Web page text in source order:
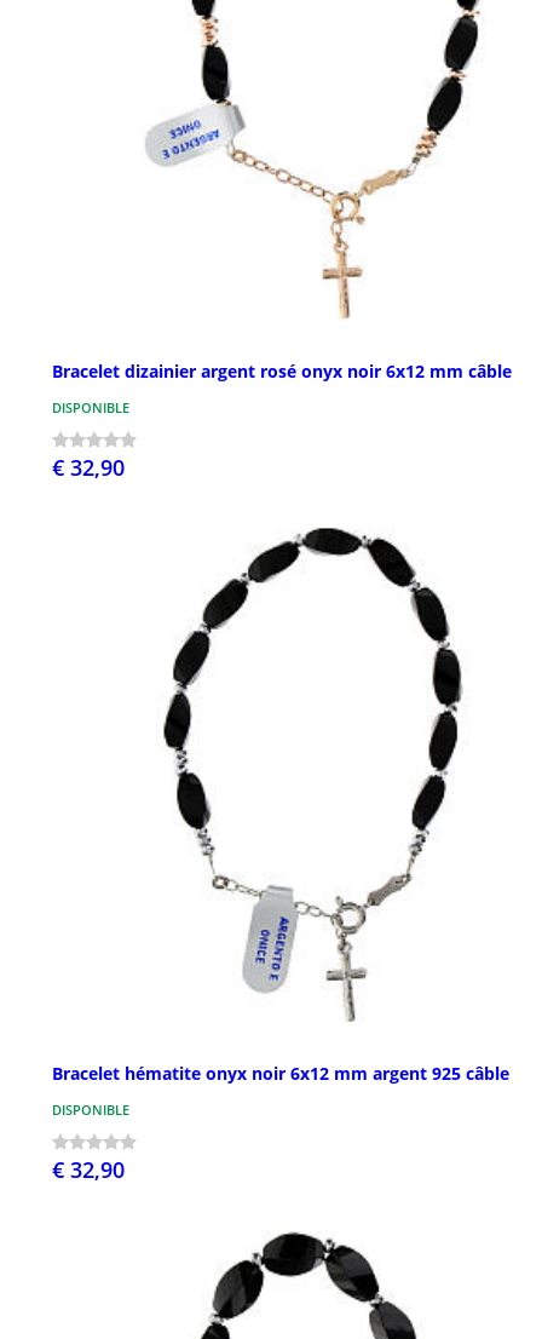
Bracelet dizainier argent rosé onyx noir 6x12 mm câble
DISPONIBLE
€ 32,90
Bracelet hématite onyx noir 6x12 mm argent 925 câble
DISPONIBLE
€ 32,90